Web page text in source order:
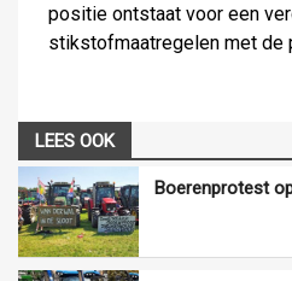
positie ontstaat voor een
stikstofmaatregelen met de
LEES OOK
Boerenprotest